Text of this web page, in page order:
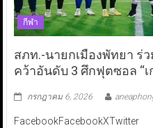
กีฬา
สภท.-นายกเมืองพัทยา ร่
คว้าอันดับ 3 ศึกฟุตซอล “
กรกฎาคม 6, 2026
FacebookFacebookXTwitter